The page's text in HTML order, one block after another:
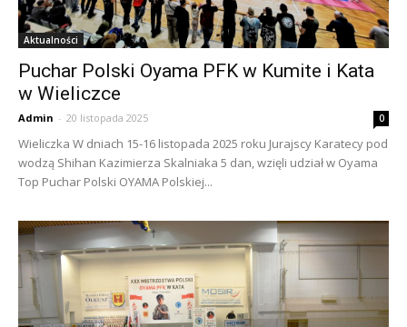
Aktualności
Puchar Polski Oyama PFK w Kumite i Kata
w Wieliczce
Admin - 20 listopada 2025 0
Wieliczka W dniach 15-16 listopada 2025 roku Jurajscy Karatecy pod
wodzą Shihan Kazimierza Skalniaka 5 dan, wzięli udział w Oyama
Top Puchar Polski OYAMA Polskiej...